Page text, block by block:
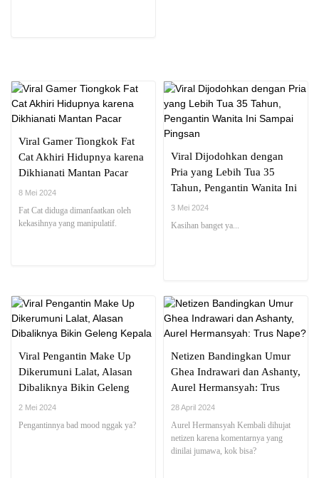
Viral Gamer Tiongkok Fat
Cat Akhiri Hidupnya karena
Dikhianati Mantan Pacar
8 Mei 2024
Fat Cat diduga dimanfaatkan oleh
kekasihnya yang manipulatif.
Viral Dijodohkan dengan
Pria yang Lebih Tua 35
Tahun, Pengantin Wanita Ini
Sampai Pingsan
3 Mei 2024
Kasihan banget ya...
Viral Pengantin Make Up
Dikerumuni Lalat, Alasan
Dibaliknya Bikin Geleng
Kepala
2 Mei 2024
Pengantinnya bad mood nggak ya?
Netizen Bandingkan Umur
Ghea Indrawari dan Ashanty,
Aurel Hermansyah: Trus
Nape?
28 April 2024
Aurel Hermansyah Kembali dihujat
netizen karena komentarnya yang
dinilai jumawa, kok bisa?